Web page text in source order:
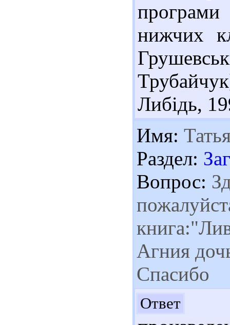
нижчих
Либідь,
Имя:
Раздел:
Вопрос:
Агния
Спасибо
Ответ